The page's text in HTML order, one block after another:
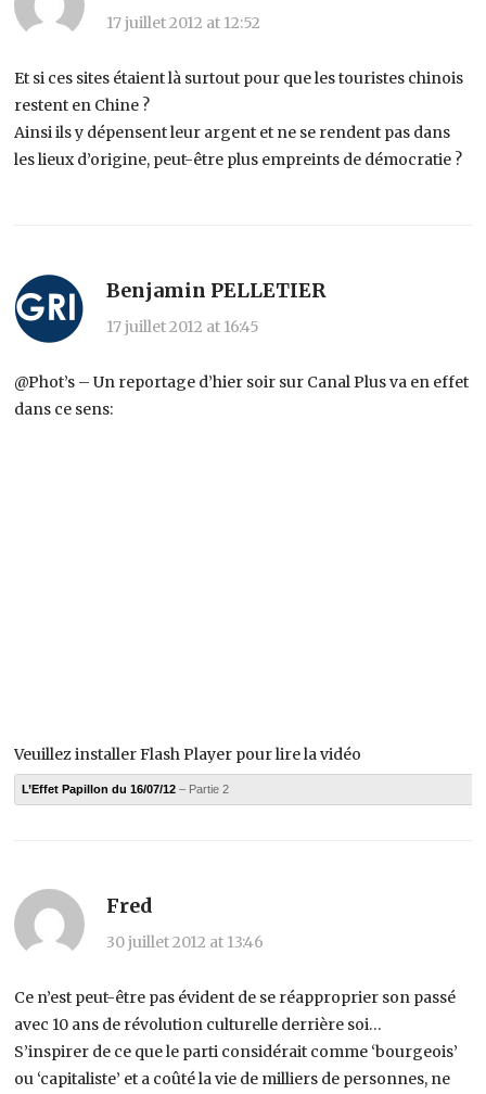
17 juillet 2012 at 12:52
Et si ces sites étaient là surtout pour que les touristes chinois
restent en Chine ?
Ainsi ils y dépensent leur argent et ne se rendent pas dans
les lieux d’origine, peut-être plus empreints de démocratie ?
Benjamin PELLETIER
17 juillet 2012 at 16:45
@Phot’s – Un reportage d’hier soir sur Canal Plus va en effet
dans ce sens:
Veuillez installer Flash Player pour lire la vidéo
L’Effet Papillon du 16/07/12 – Partie 2
Fred
30 juillet 2012 at 13:46
Ce n’est peut-être pas évident de se réapproprier son passé
avec 10 ans de révolution culturelle derrière soi…
S’inspirer de ce que le parti considérait comme ‘bourgeois’
ou ‘capitaliste’ et a coûté la vie de milliers de personnes, ne